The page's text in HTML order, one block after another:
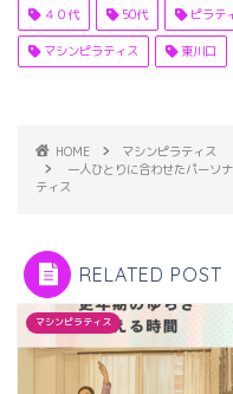
４０代 50代 ピラテ
マシンピラティス 東川口
HOME
マシンピラティス
一人ひとりに合わせたパーソ
ティス
RELATED POST
マシンピラティス